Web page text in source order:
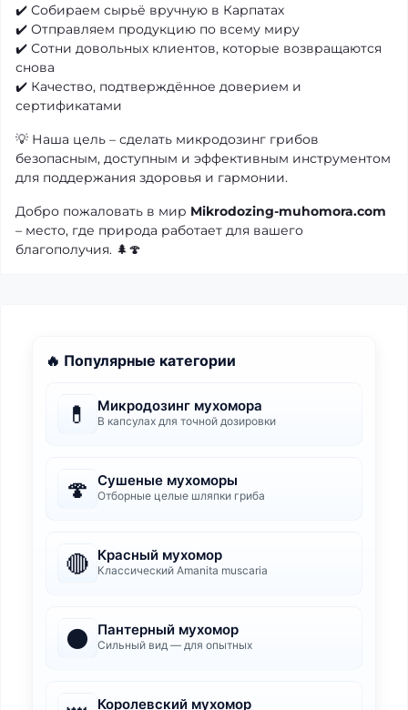
✔️ Собираем сырьё вручную в Карпатах
✔️ Отправляем продукцию по всему миру
✔️ Сотни довольных клиентов, которые возвращаются
снова
✔️ Качество, подтверждённое доверием и
сертификатами
💡 Наша цель – сделать микродозинг грибов
безопасным, доступным и эффективным инструментом
для поддержания здоровья и гармонии.
Добро пожаловать в мир Mikrodozing-muhomora.com
– место, где природа работает для вашего
благополучия. 🌲🍄
🔥 Популярные категории
💊 Микродозинг мухомора
В капсулах для точной дозировки
🍄 Сушеные мухоморы
Отборные целые шляпки гриба
🔴 Красный мухомор
Классический Amanita muscaria
⚫ Пантерный мухомор
Сильный вид — для опытных
Королевский мухомор